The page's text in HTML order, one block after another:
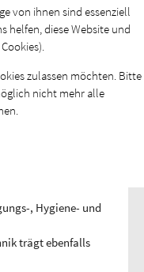
mit neuer
Produktionsstopps
, Hygiene- und
trägt ebenfalls
von ihnen sind essenziell
helfen, diese Website und
zulassen möchten. Bitte
nicht mehr alle